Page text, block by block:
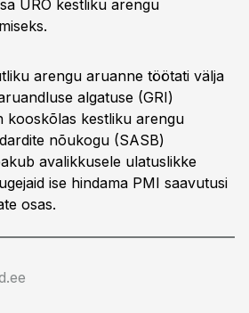
ÜRO kestliku arengu
arengu aruanne töötati välja
algatuse (GRI)
kooskõlas kestliku arengu
nõukogu (SASB)
avalikkusele ulatuslikke
ise hindama PMI saavutusi
osas.